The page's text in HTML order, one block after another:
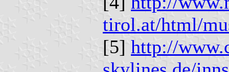
tirol.at/html/
[5] http://